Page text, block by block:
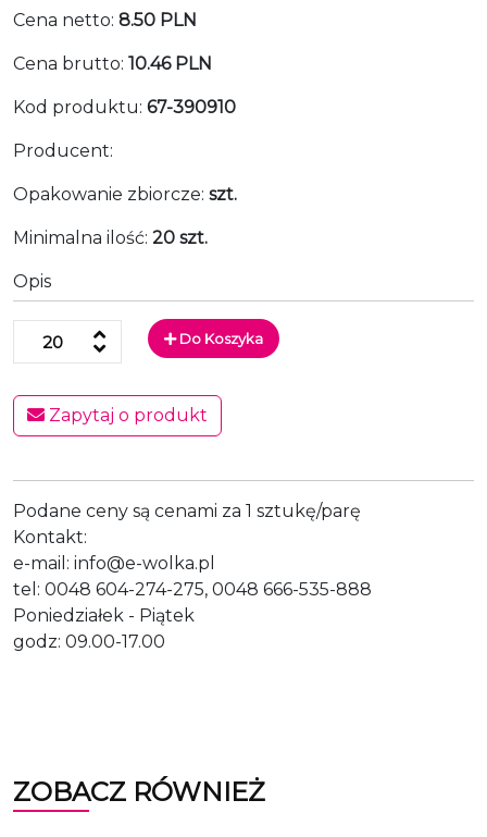
Cena netto: 8.50 PLN
Cena brutto: 10.46 PLN
Kod produktu: 67-390910
Producent:
Opakowanie zbiorcze: szt.
Minimalna ilość: 20 szt.
Opis
Do Koszyka
Zapytaj o produkt
Podane ceny są cenami za 1 sztukę/parę
Kontakt:
e-mail: info@e-wolka.pl
tel: 0048 604-274-275, 0048 666-535-888
Poniedziałek - Piątek
godz: 09.00-17.00
ZOBACZ RÓWNIEŻ